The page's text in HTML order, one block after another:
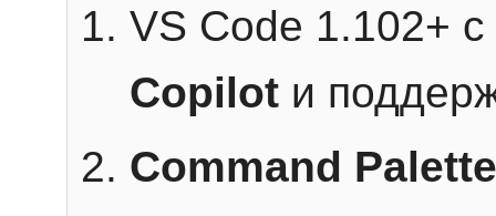
VS Code 1.102+
Copilot и
Command Palette